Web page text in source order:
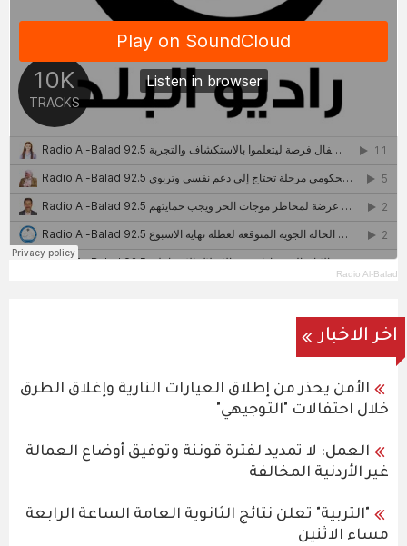
Radio Al-Balad
اخر الاخبار
الأمن يحذر من إطلاق العيارات النارية وإغلاق الطرق
خلال احتفالات "التوجيهي"
العمل: لا تمديد لفترة قوننة وتوفيق أوضاع العمالة
غير الأردنية المخالفة
"التربية" تعلن نتائج الثانوية العامة الساعة الرابعة
مساء الاثنين